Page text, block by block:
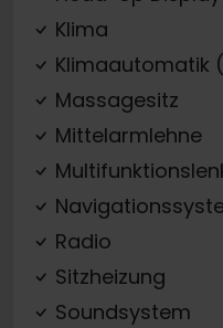
Klima
Klimaautomatik
Massagesitz
Mittelarmlehne
Radio
Sitzheizung
Soundsystem